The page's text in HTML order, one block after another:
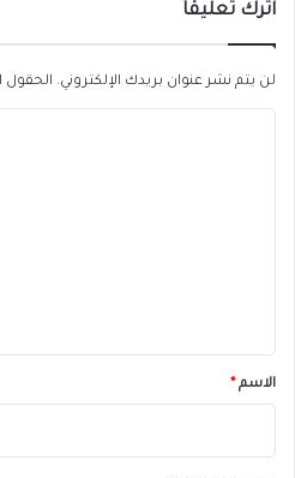
اترك تعليقاً
لن يتم نشر عنوان بريدك الإلكتروني. الحقول
*الاسم *